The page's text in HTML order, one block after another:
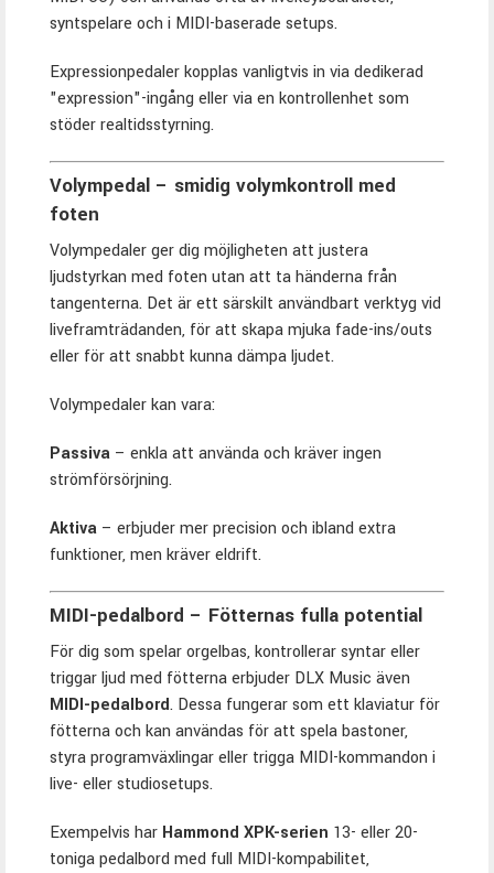
syntspelare och i MIDI-baserade setups.
Expressionpedaler kopplas vanligtvis in via dedikerad
"expression"-ingång eller via en kontrollenhet som
stöder realtidsstyrning.
Volympedal – smidig volymkontroll med
foten
Volympedaler ger dig möjligheten att justera
ljudstyrkan med foten utan att ta händerna från
tangenterna. Det är ett särskilt användbart verktyg vid
liveframträdanden, för att skapa mjuka fade-ins/outs
eller för att snabbt kunna dämpa ljudet.
Volympedaler kan vara:
Passiva – enkla att använda och kräver ingen
strömförsörjning.
Aktiva – erbjuder mer precision och ibland extra
funktioner, men kräver eldrift.
MIDI-pedalbord – Fötternas fulla potential
För dig som spelar orgelbas, kontrollerar syntar eller
triggar ljud med fötterna erbjuder DLX Music även
MIDI-pedalbord. Dessa fungerar som ett klaviatur för
fötterna och kan användas för att spela bastoner,
styra programväxlingar eller trigga MIDI-kommandon i
live- eller studiosetups.
Exempelvis har Hammond XPK-serien 13- eller 20-
toniga pedalbord med full MIDI-kompabilitet,